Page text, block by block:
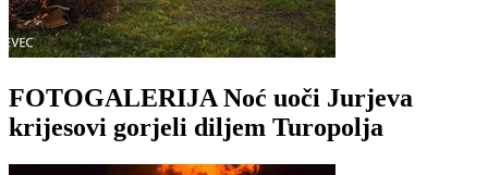
FOTOGALERIJA Noć uoči Jurjeva
krijesovi gorjeli diljem Turopolja